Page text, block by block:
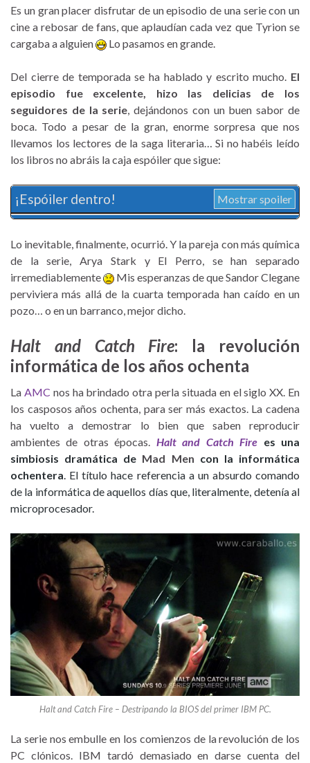
Es un gran placer disfrutar de un episodio de una serie con un
cine a rebosar de fans, que aplaudían cada vez que Tyrion se
cargaba a alguien
Lo pasamos en grande.
Del cierre de temporada se ha hablado y escrito mucho. El
episodio fue excelente, hizo las delicias de los
seguidores de la serie, dejándonos con un buen sabor de
boca. Todo a pesar de la gran, enorme sorpresa que nos
llevamos los lectores de la saga literaria… Si no habéis leído
los libros no abráis la caja espóiler que sigue:
¡Espóiler dentro! Mostrar spoiler
Lo inevitable, finalmente, ocurrió. Y la pareja con más química
de la serie, Arya Stark y El Perro, se han separado
irremediablemente
Mis esperanzas de que Sandor Clegane
perviviera más allá de la cuarta temporada han caído en un
pozo… o en un barranco, mejor dicho.
Halt and Catch Fire: la revolución
informática de los años ochenta
La AMC nos ha brindado otra perla situada en el siglo XX. En
los casposos años ochenta, para ser más exactos. La cadena
ha vuelto a demostrar lo bien que saben reproducir
ambientes de otras épocas. Halt and Catch Fire es una
simbiosis dramática de Mad Men con la informática
ochentera. El título hace referencia a un absurdo comando
de la informática de aquellos días que, literalmente, detenía al
microprocesador.
Halt and Catch Fire – Destripando la BIOS del primer IBM PC.
La serie nos embulle en los comienzos de la revolución de los
PC clónicos. IBM tardó demasiado en darse cuenta del